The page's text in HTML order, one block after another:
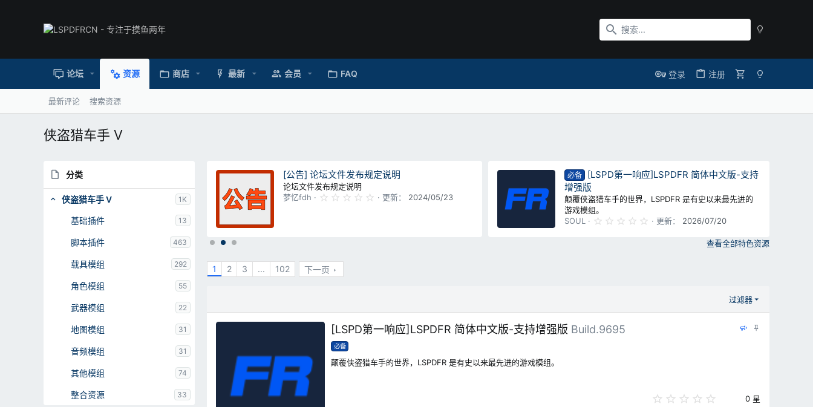
论坛 资源 商店 最新 会员 FAQ 登录 注册
最新评论 搜索资源
侠盗猎车手 V
分类
侠盗猎车手 V 1K
基础插件 13
脚本插件 463
载具模组 292
角色模组 55
武器模组 22
地图模组 31
音频模组 31
其他模组 74
整合资源 33
LSPDFRCN 超大型整合包[多个独家插
件，290+载具模组]
欢迎使用本整合。该整合共耗时一个月制作完成，本人
非常单纯，就是为了“圈钱”，所以整合包内包含了 大量
0
.
0
0
更新：
[公告] 论坛文件发布规定说明
论坛文件发布规定说明
梦忆fdh
0 更新： 2024/05/23
必备
[LSPD第一响应]LSPDFR 简体中文版-支持
增强版
颠覆侠盗猎车手的世界，LSPDFR 是有史以来最先进的
游戏模组。
SOUL
0 更新： 2026/07/20
查看全部特色资源
1 2 3 ... 102 下一页
过滤器
特
[LSPD第一响应]LSPDFR 简体中文版-支持增强版 Build.9695
必备
颠覆侠盗猎车手的世界，LSPDFR 是有史以来最先进的游戏模组。
0 星